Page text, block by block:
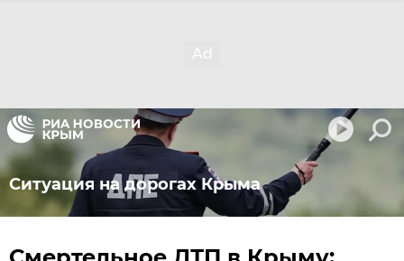
Ситуация на дорогах Крыма